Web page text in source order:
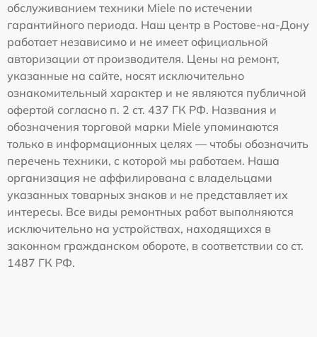
обслуживанием техники Miele по истечении
гарантийного периода. Наш центр в Ростове-на-Дону
работает независимо и не имеет официальной
авторизации от производителя. Цены на ремонт,
указанные на сайте, носят исключительно
ознакомительный характер и не являются публичной
офертой согласно п. 2 ст. 437 ГК РФ. Названия и
обозначения торговой марки Miele упоминаются
только в информационных целях — чтобы обозначить
перечень техники, с которой мы работаем. Наша
организация не аффилирована с владельцами
указанных товарных знаков и не представляет их
интересы. Все виды ремонтных работ выполняются
исключительно на устройствах, находящихся в
законном гражданском обороте, в соответствии со ст.
1487 ГК РФ.